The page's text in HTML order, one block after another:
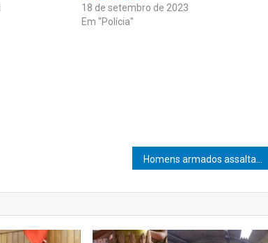
18 de setembro de 2023
Em "Polícia"